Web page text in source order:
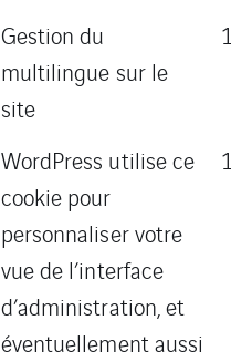
Gestion du
multilingue sur le
site
WordPress utilise ce
cookie pour
personnaliser votre
vue de l’interface
d’administration, et
éventuellement aussi